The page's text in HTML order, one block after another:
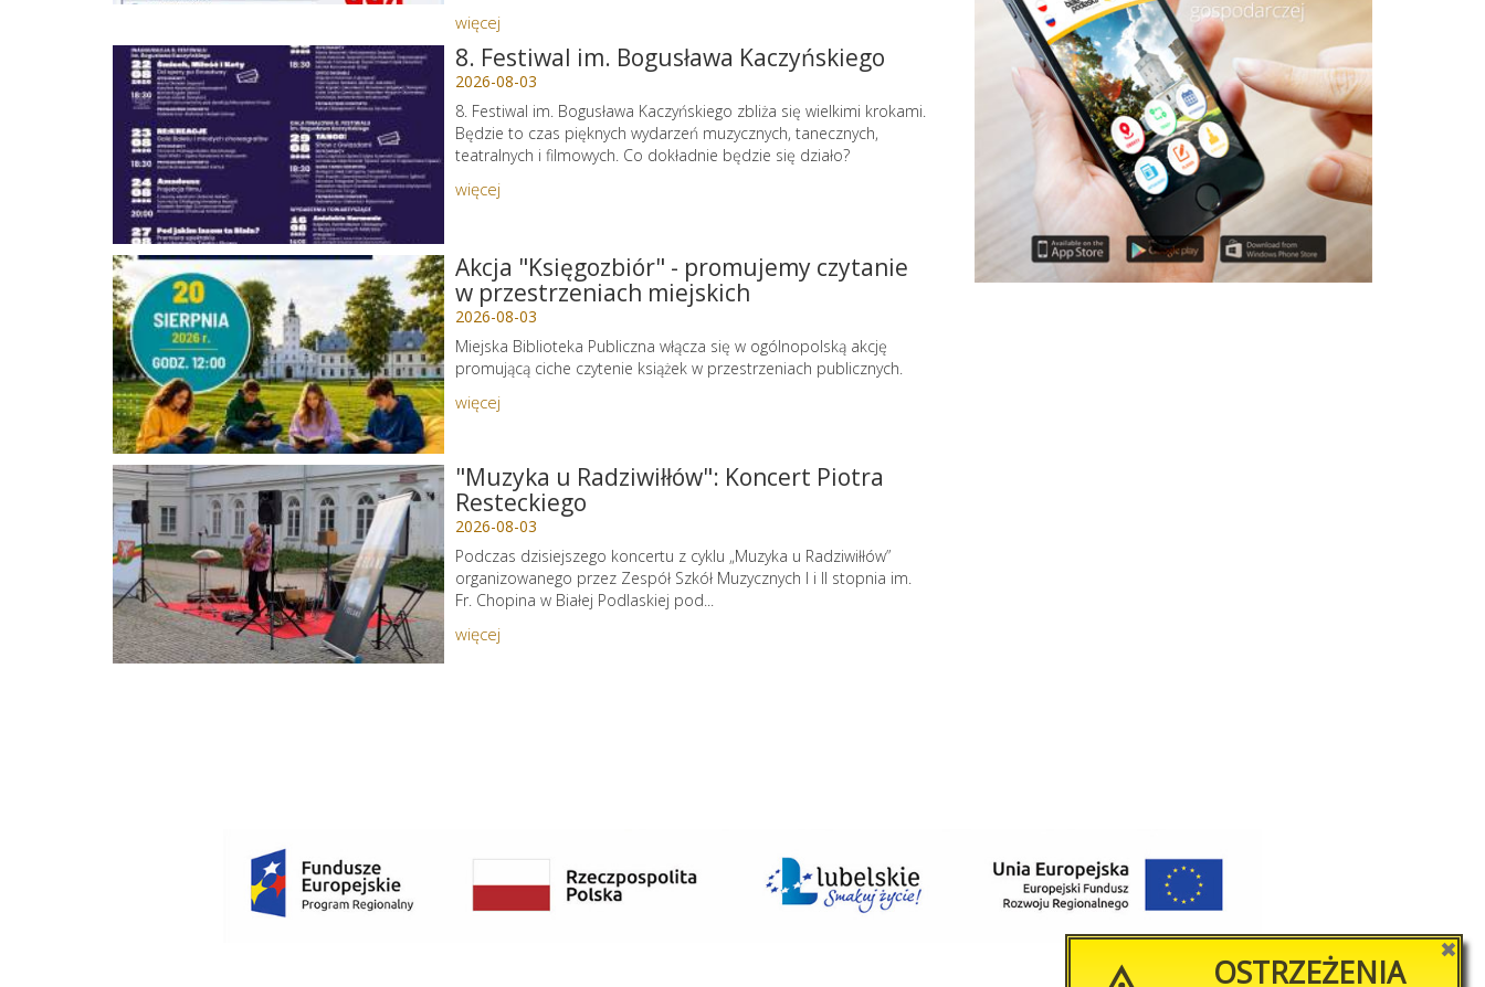
więcej
8. Festiwal im. Bogusława Kaczyńskiego
2026-08-03
8. Festiwal im. Bogusława Kaczyńskiego zbliża się wielkimi krokami.
Będzie to czas pięknych wydarzeń muzycznych, tanecznych,
teatralnych i filmowych. Co dokładnie będzie się działo?
więcej
Akcja "Księgozbiór" - promujemy czytanie
w przestrzeniach miejskich
2026-08-03
Miejska Biblioteka Publiczna włącza się w ogólnopolską akcję
promującą ciche czytenie książek w przestrzeniach publicznych.
więcej
"Muzyka u Radziwiłłów": Koncert Piotra
Resteckiego
2026-08-03
Podczas dzisiejszego koncertu z cyklu „Muzyka u Radziwiłłów”
organizowanego przez Zespół Szkół Muzycznych I i II stopnia im.
Fr. Chopina w Białej Podlaskiej pod...
więcej
✖
OSTRZEŻENIA